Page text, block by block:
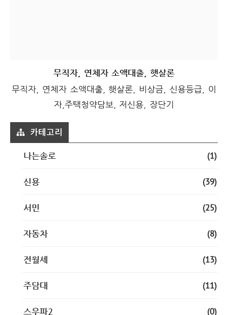
무직자, 연체자 소액대출, 햇살론
무직자, 연체자 소액대출, 햇살론, 비상금, 신용등급, 이
자,주택청약담보, 저신용, 장단기
카테고리
나는솔로 (1)
신용 (39)
서민 (25)
자동차 (8)
전월세 (13)
주담대 (11)
스우파2 (0)